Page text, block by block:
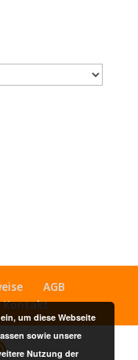
AGB
Kontakt
um diese Webseite
sowie unsere
Nutzung der